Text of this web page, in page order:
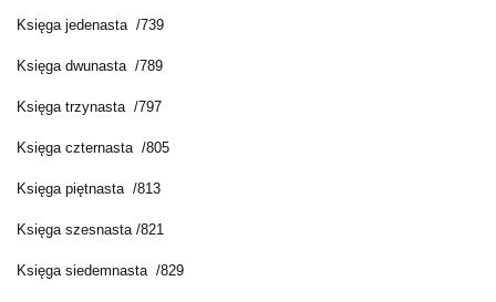
Księga jedenasta /739
Księga dwunasta /789
Księga trzynasta /797
Księga czternasta /805
Księga piętnasta /813
Księga szesnasta /821
Księga siedemnasta /829